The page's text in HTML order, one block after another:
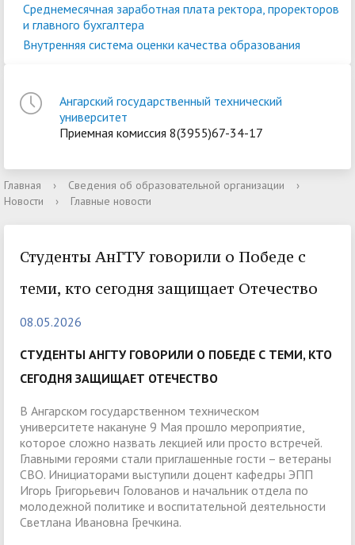
Среднемесячная заработная плата ректора, проректоров
и главного бухгалтера
Внутренняя система оценки качества образования
Ангарский государственный технический
университет
Приемная комиссия 8(3955)67-34-17
Главная › Сведения об образовательной организации
›
Новости
› Главные новости
Студенты АнГТУ говорили о Победе с
теми, кто сегодня защищает Отечество
08.05.2026
СТУДЕНТЫ АНГТУ ГОВОРИЛИ О ПОБЕДЕ С ТЕМИ, КТО
СЕГОДНЯ ЗАЩИЩАЕТ ОТЕЧЕСТВО
В Ангарском государственном техническом
университете накануне 9 Мая прошло мероприятие,
которое сложно назвать лекцией или просто встречей.
Главными героями стали приглашенные гости – ветераны
СВО. Инициаторами выступили доцент кафедры ЭПП
Игорь Григорьевич Голованов и начальник отдела по
молодежной политике и воспитательной деятельности
Светлана Ивановна Гречкина.